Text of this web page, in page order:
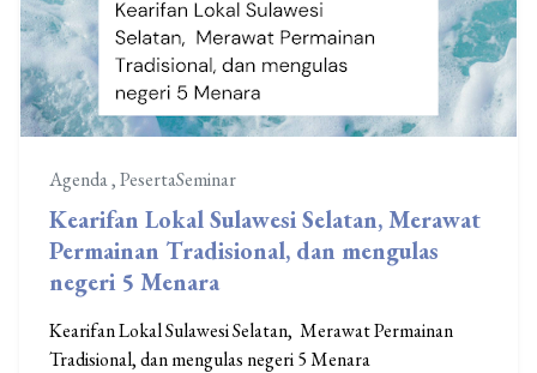
Agenda,PesertaSeminar
Kearifan Lokal Sulawesi Selatan, Merawat
Permainan Tradisional, dan mengulas
negeri 5 Menara
Kearifan Lokal Sulawesi Selatan, Merawat Permainan
Tradisional, dan mengulas negeri 5 Menara